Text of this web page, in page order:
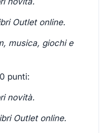
Outlet online.
musica, giochi e
punti:
novità.
Outlet online.